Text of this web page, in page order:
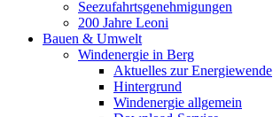
Seezufahrtsgenehmigungen
200 Jahre Leoni
Bauen & Umwelt
Windenergie in Berg
Aktuelles zur Energiewende
Hintergrund
Windenergie allgemein